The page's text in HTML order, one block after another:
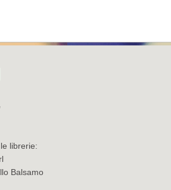
librerie:
Balsamo